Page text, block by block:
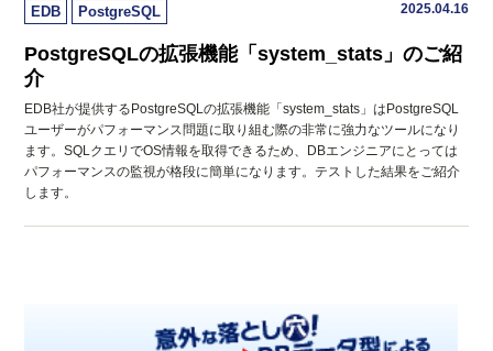
EDB PostgreSQL 2025.04.16
PostgreSQLの拡張機能「system_stats」のご紹
介
EDB社が提供するPostgreSQLの拡張機能「system_stats」はPostgreSQL
ユーザーがパフォーマンス問題に取り組む際の非常に強力なツールになり
ます。SQLクエリでOS情報を取得できるため、DBエンジニアにとっては
パフォーマンスの監視が格段に簡単になります。テストした結果をご紹介
します。